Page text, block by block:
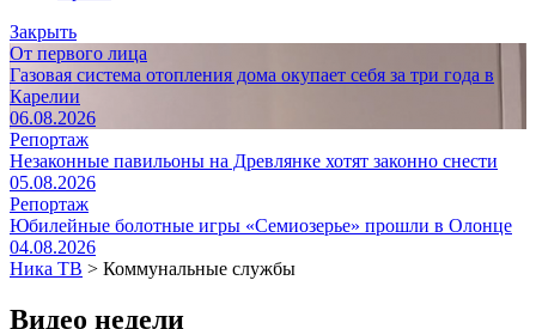
Закрыть
От первого лица
Газовая система отопления дома окупает себя за три года в
Карелии
06.08.2026
Репортаж
Незаконные павильоны на Древлянке хотят законно снести
05.08.2026
Репортаж
Юбилейные болотные игры «Семиозерье» прошли в Олонце
04.08.2026
Ника ТВ > Коммунальные службы
Видео недели